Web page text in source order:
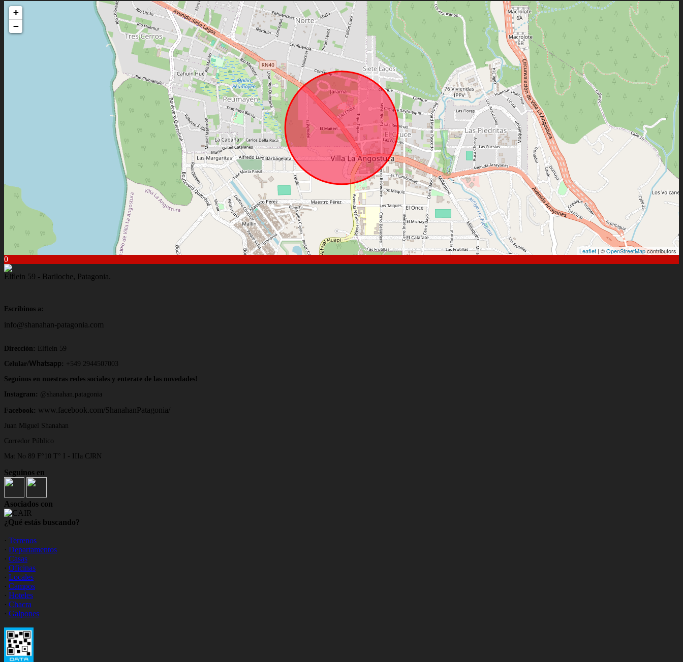
+
−
Leaflet | ©OpenStreetMapcontributors
0
Elflein 59 - Bariloche, Patagonia.
Escribinos a:
info@shanahan-patagonia.com
Dirección:
Elflein 59
Celular/Whatsapp : +549 2944507003
Seguinos en nuestras redes sociales y enterate de las novedades!
Instagram: @shanahan.patagonia
Facebook: www.facebook.com/ShanahanPatagonia/
Juan Miguel Shanahan
Corredor Público
Mat No 89 F°10 T° I - IIIa CJRN
Seguinos en
Asociados con
¿Qué estás buscando?
· Terrenos
· Departamentos
· Casas
· Oficinas
· Locales
· Campos
· Hoteles
· Chacra
· Galpones